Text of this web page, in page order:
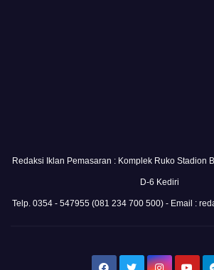
Redaksi Iklan Pemasaran : Komplek Ruko Stadion
D-6 Kediri
Telp. 0354 - 547955 (081 234 700 500) - Email :